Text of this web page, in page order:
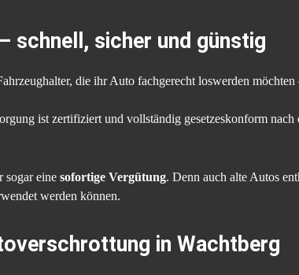
schnell, sicher und günstig
die ihr Auto fachgerecht loswerden
ist zertifiziert und vollständig gesetzeskonform nach
sogar eine sofortige Vergütung. Denn auch alte Autos
werden können.
in Wachtberg